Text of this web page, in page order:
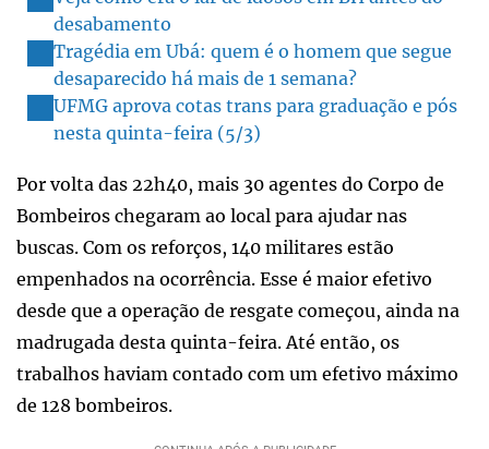
desabamento
Tragédia em Ubá: quem é o homem que segue
desaparecido há mais de 1 semana?
UFMG aprova cotas trans para graduação e pós
nesta quinta-feira (5/3)
Por volta das 22h40, mais 30 agentes do Corpo de
Bombeiros chegaram ao local para ajudar nas
buscas. Com os reforços, 140 militares estão
empenhados na ocorrência. Esse é maior efetivo
desde que a operação de resgate começou, ainda na
madrugada desta quinta-feira. Até então, os
trabalhos haviam contado com um efetivo máximo
de 128 bombeiros.